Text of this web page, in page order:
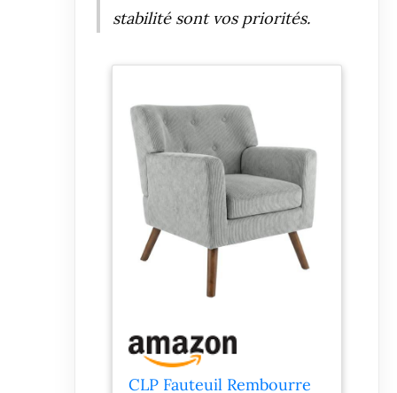
stabilité sont vos priorités.
CLP Fauteuil Rembourre